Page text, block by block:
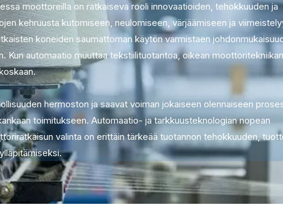
moottoreilla on ratkaiseva rooli innovaatioiden, tehokkuuden ja
kehruusta kutomiseen, neulomiseen, värjäämiseen ja
koneiden saumattoman käytön varmistaen
Kun automaatio muuttaa tekstiilituotantoa, oikean moottoritekniikan
hermoston ja saavat voiman jokaiseen olennaiseen
toimitukseen. Automaatio- ja tarkkuusteknologian nopean
valinta on erittäin tärkeää tuotannon tehokkuuden,